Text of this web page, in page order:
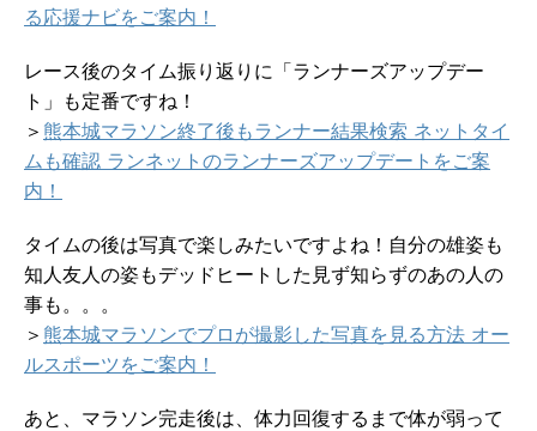
る応援ナビをご案内！
レース後のタイム振り返りに「ランナーズアップデー
ト」も定番ですね！
＞ 熊本城マラソン終了後もランナー結果検索 ネットタイ
ムも確認 ランネットのランナーズアップデートをご案
内！
タイムの後は写真で楽しみたいですよね！自分の雄姿も
知人友人の姿もデッドヒートした見ず知らずのあの人の
事も。。。
＞ 熊本城マラソンでプロが撮影した写真を見る方法 オー
ルスポーツをご案内！
あと、マラソン完走後は、体力回復するまで体が弱って